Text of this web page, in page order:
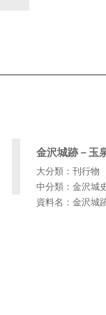
金沢城跡－玉
大分類：刊行物
中分類：金沢城
資料名：金沢城